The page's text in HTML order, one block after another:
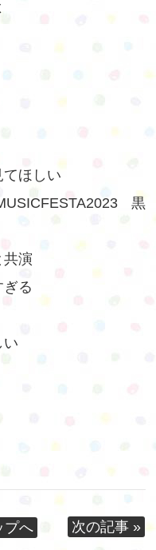
ほしい
黒
共演
る
い
プへ 次の記事 »